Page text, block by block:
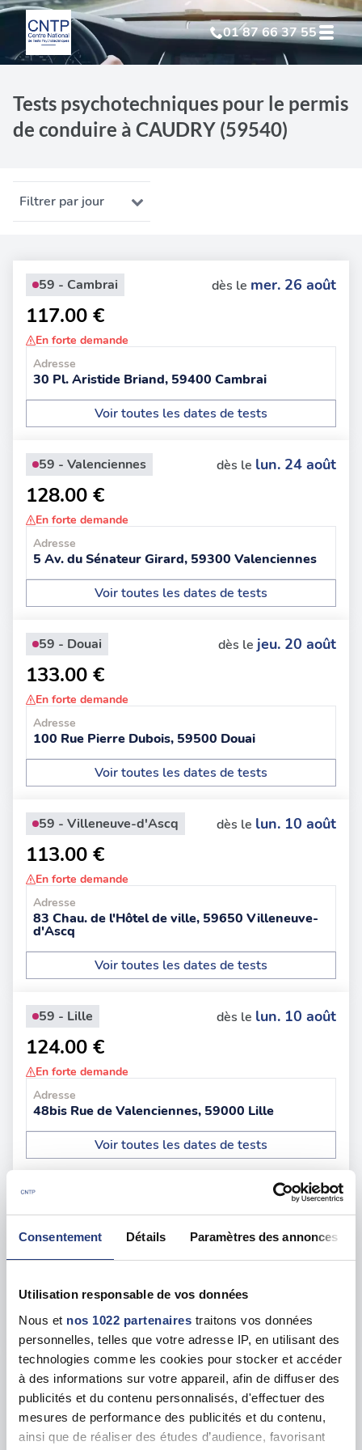
Consentement Détails Paramètres des annonces
Utilisation responsable de vos données
Nous et nos 1022 partenaires traitons vos données
personnelles, telles que votre adresse IP, en utilisant des
technologies comme les cookies pour stocker et accéder
à des informations sur votre appareil, afin de diffuser des
publicités et du contenu personnalisés, d'effectuer des
mesures de performance des publicités et du contenu,
ainsi que de réaliser des études d’audience, favorisant
01 87 66 37 55
Test Psychotechniquesuite à annulation
Test Psychotechnique
Test Psychotechnique
Tests psychotechniques pour le permis
de conduire à CAUDRY (59540)
Filtrer par jour
59 - Cambrai dès le mer. 26 août
117.00 €
En forte demande
Adresse
30 Pl. Aristide Briand, 59400 Cambrai
Voir toutes les dates de tests
59 - Valenciennes dès le lun. 24 août
128.00 €
En forte demande
Adresse
5 Av. du Sénateur Girard, 59300 Valenciennes
Voir toutes les dates de tests
59 - Douai dès le jeu. 20 août
133.00 €
En forte demande
Adresse
100 Rue Pierre Dubois, 59500 Douai
Voir toutes les dates de tests
59 - Villeneuve-d'Ascq dès le lun. 10 août
113.00 €
En forte demande
Adresse
83 Chau. de l'Hôtel de ville, 59650 Villeneuve-
d'Ascq
Voir toutes les dates de tests
59 - Lille dès le lun. 10 août
124.00 €
En forte demande
Adresse
48bis Rue de Valenciennes, 59000 Lille
Voir toutes les dates de tests
lun. 24 août
112.00 €
40 Pl. du Théâtre, 59800 Lille
Voir toutes les dates de tests
59 - Marcq-en-Barœul dès le jeu. 13 août
112.00 €
En forte demande